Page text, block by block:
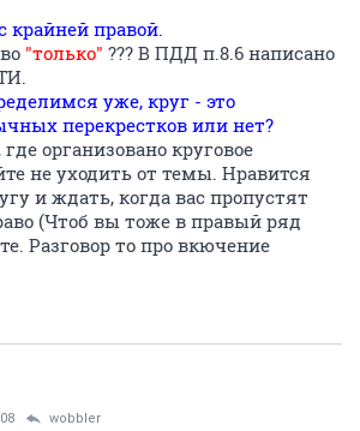
крайней правой.
"только" ??? В ПДД п.8.6 написано
уже, круг - это
перекрестков или нет?
организовано круговое
не уходить от темы. Нравится
и ждать, когда вас пропустят
(Чтоб вы тоже в правый ряд
Разговор то про вкючение
wobbler